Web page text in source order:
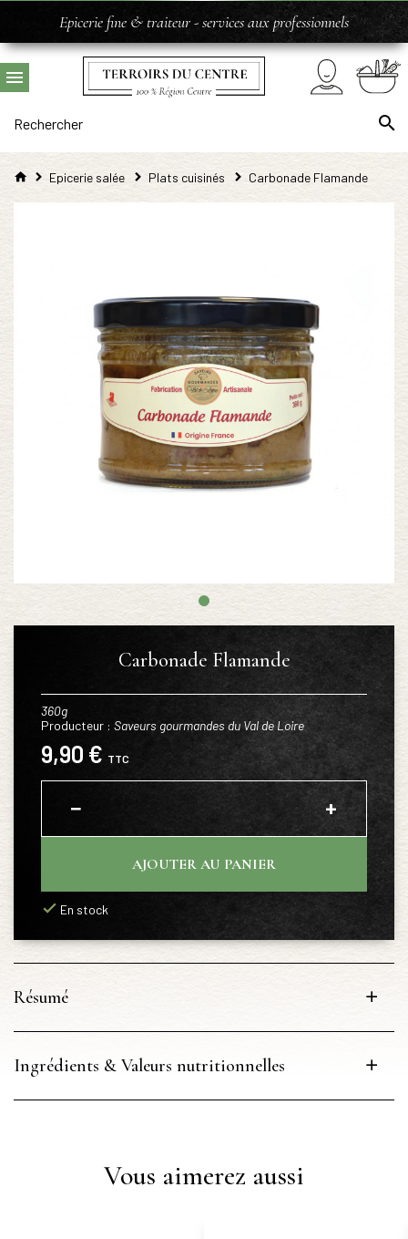
Epicerie fine & traiteur - services aux professionnels
Epicerie salée Plats cuisinés Carbonade Flamande
Carbonade Flamande
360g
Producteur : Saveurs gourmandes du Val de Loire
9,90 € TTC
− +
AJOUTER AU PANIER
En stock
Résumé
Ingrédients & Valeurs nutritionnelles
Vous aimerez aussi